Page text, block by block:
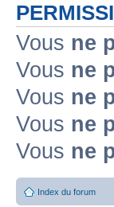
Vous ne
Vous ne
Vous ne
Vous ne
Vous ne
Index du forum